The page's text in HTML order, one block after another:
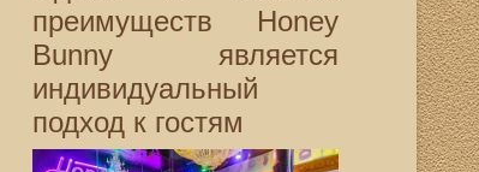
преимуществ Honey
Bunny является
индивидуальный
подход к гостям